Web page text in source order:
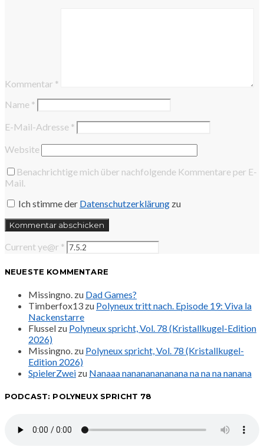
Kommentar *
Name *
E-Mail-Adresse *
Website
Benachrichtige mich über nachfolgende Kommentare per E-
Mail.
Ich stimme der Datenschutzerklärung zu
Current ye@r *
NEUESTE KOMMENTARE
Missingno. zu Dad Games?
Timberfox13 zu Polyneux tritt nach. Episode 19: Viva la
Nackenstarre
Flussel zu Polyneux spricht, Vol. 78 (Kristallkugel-Edition
2026)
Missingno. zu Polyneux spricht, Vol. 78 (Kristallkugel-
Edition 2026)
SpielerZwei zu Nanaaa nanananananana na na na nanana
PODCAST: POLYNEUX SPRICHT 78